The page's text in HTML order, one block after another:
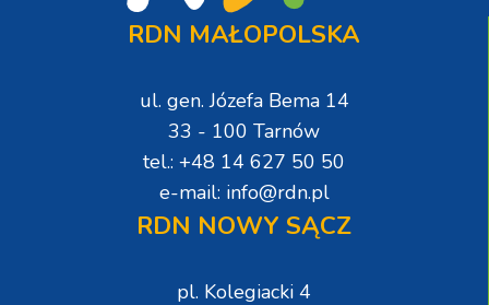
RDN MAŁOPOLSKA
ul. gen. Józefa Bema 14
33 - 100 Tarnów
tel.: +48 14 627 50 50
e-mail: info@rdn.pl
RDN NOWY SĄCZ
pl. Kolegiacki 4